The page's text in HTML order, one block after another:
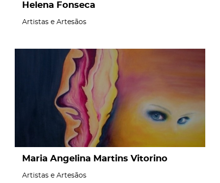
Helena Fonseca
Artistas e Artesãos
Maria Angelina Martins Vitorino
Artistas e Artesãos